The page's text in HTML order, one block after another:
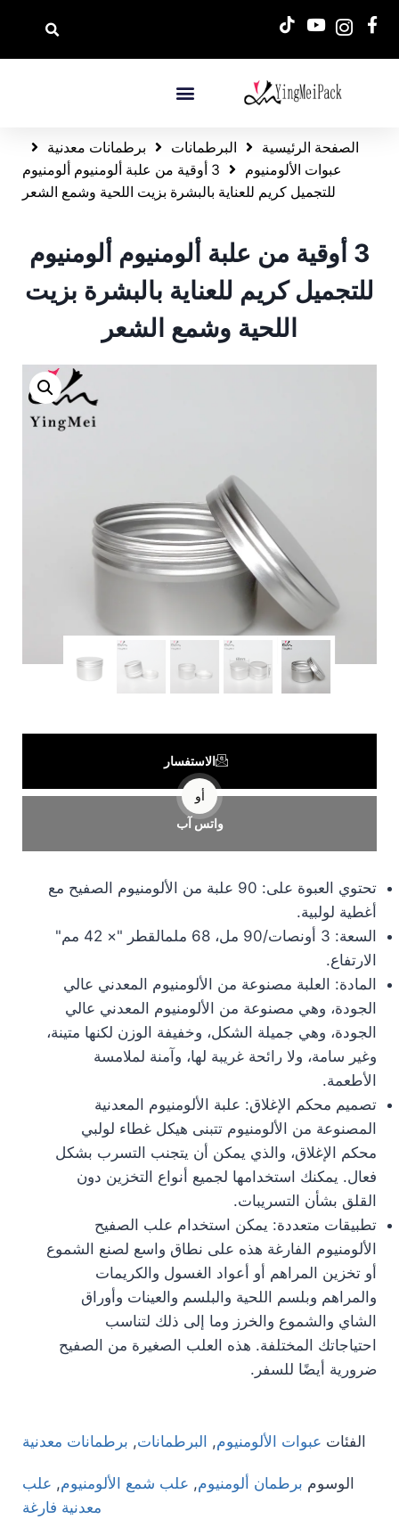
الصفحة الرئيسية البرطمانات
برطمانات معدنية
عبوات الألومنيوم
3 أوقية من علبة ألومنيوم ألومنيوم
للتجميل كريم للعناية بالبشرة بزيت اللحية وشمع الشعر
3 أوقية من علبة ألومنيوم ألومنيوم
للتجميل كريم للعناية بالبشرة بزيت
اللحية وشمع الشعر
الاستفسار
أو
واتس آب
تحتوي العبوة على: 90 علبة من الألومنيوم الصفيح مع
أغطية لولبية.
السعة: 3 أونصات/90 مل، 68 ملم
القطر "× 42 مم"
الارتفاع.
المادة: العلبة مصنوعة من الألومنيوم المعدني عالي
الجودة، وهي مصنوعة من الألومنيوم المعدني عالي
الجودة، وهي جميلة الشكل، وخفيفة الوزن لكنها متينة،
وغير سامة، ولا رائحة غريبة لها، وآمنة لملامسة
الأطعمة.
تصميم محكم الإغلاق: علبة الألومنيوم المعدنية
المصنوعة من الألومنيوم تتبنى هيكل غطاء لولبي
محكم الإغلاق، والذي يمكن أن يتجنب التسرب بشكل
فعال. يمكنك استخدامها لجميع أنواع التخزين دون
القلق بشأن التسريبات.
تطبيقات متعددة: يمكن استخدام علب الصفيح
الألومنيوم الفارغة هذه على نطاق واسع لصنع الشموع
أو تخزين المراهم أو أعواد الغسول والكريمات
والمراهم وبلسم اللحية والبلسم والعينات وأوراق
الشاي والشموع والخرز وما إلى ذلك لتناسب
احتياجاتك المختلفة. هذه العلب الصغيرة من الصفيح
ضرورية أيضًا للسفر.
الفئات عبوات الألومنيوم, البرطمانات, برطمانات معدنية
الوسوم برطمان ألومنيوم, علب شمع الألومنيوم, علب
معدنية فارغة